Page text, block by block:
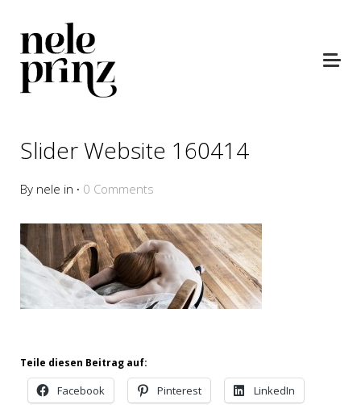
Slider Website 160414
By nele in · 0 Comments
Teile diesen Beitrag auf:
Facebook Pinterest LinkedIn